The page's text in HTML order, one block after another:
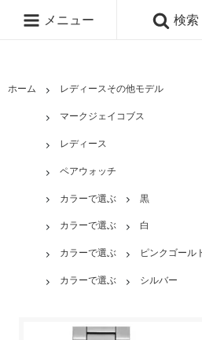
メニュー 検索
ホーム レディースその他モデル
マークジェイコブス
レディース
ペアウォッチ
カラーで選ぶ 黒
カラーで選ぶ 白
カラーで選ぶ ピンクゴール
カラーで選ぶ シルバー